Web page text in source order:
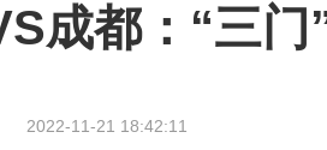
成都：“三
2022-11-21 18:42:11